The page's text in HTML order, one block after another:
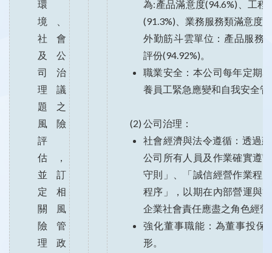
環
境、
社會
及公
司治
理議
題之
風險
評
估，
並訂
定相
關風
險管
理政
為:產品滿意度(94.6%)、工
(91.3%)、業務服務類滿意度
外勤筋斗雲單位：產品服務
評份(94.92%)。
職業安全：本公司每年定期
養員工緊急應變和自我安全
(2) 公司治理：
社會經濟與法令遵循：透過
公司所有人員及作業確實遵
守則」、「誠信經營作業程
程序」，以期在內部營運與
企業社會責任應盡之角色經營
強化董事職能：為董事投保
形。